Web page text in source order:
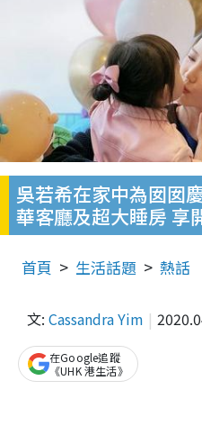
吳若希在家中為囡囡
華客廳及超大睡房 享
首頁 生活話題 熱話
文: Cassandra Yim
在Google追蹤
《UHK 港生活》